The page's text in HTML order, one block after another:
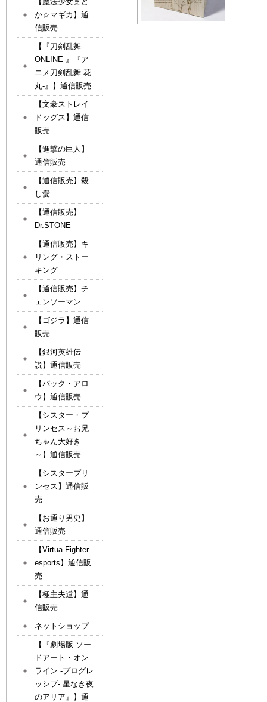
か☆マギカ】通
信販売
【『刀剣乱舞-
ONLINE-』『ア
ニメ刀剣乱舞-花
丸-』】通信販売
【文豪ストレイ
ドッグス】通信
販売
【進撃の巨人】
通信販売
【通信販売】殺
し愛
【通信販売】
Dr.STONE
【通信販売】キ
リング・ストー
キング
【通信販売】チ
ェンソーマン
【ゴジラ】通信
販売
【銀河英雄伝
説】通信販売
【バック・アロ
ウ】通信販売
【シスター・プ
リンセス～お兄
ちゃん大好き
～】通信販売
【シスタープリ
ンセス】通信販
売
【お通り男史】
通信販売
【Virtua Fighter
esports】通信販
売
【極主夫道】通
信販売
ネットショップ
【『劇場版 ソー
ドアート・オン
ライン -プログレ
ッシブ- 星なき夜
のアリア』】通